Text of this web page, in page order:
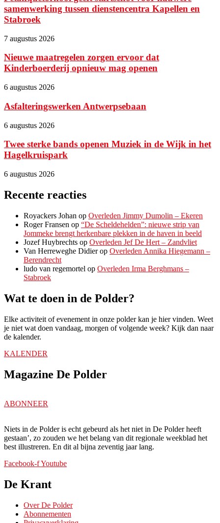
samenwerking tussen dienstencentra Kapellen en
Stabroek
7 augustus 2026
Nieuwe maatregelen zorgen ervoor dat
Kinderboerderij opnieuw mag openen
6 augustus 2026
Asfalteringswerken Antwerpsebaan
6 augustus 2026
Twee sterke bands openen Muziek in de Wijk in het
Hagelkruispark
6 augustus 2026
Recente reacties
Royackers Johan op Overleden Jimmy Dumolin – Ekeren
Roger Fransen op “De Scheldehelden”: nieuwe strip van
Jommeke brengt herkenbare plekken in de haven in beeld
Jozef Huybrechts op Overleden Jef De Hert – Zandvliet
Van Herreweghe Didierop Overleden Annika Hiegemann –
Berendrecht
ludo van regemortel op Overleden Irma Berghmans –
Stabroek
Wat te doen in de Polder?
Elke activiteit of evenement in onze polder kan je hier vinden. Weet
je niet wat doen vandaag, morgen of volgende week? Kijk dan naar
de kalender.
KALENDER
Magazine De Polder
ABONNEER
Niets in de Polder is echt gebeurd als het niet in De Polder heeft
gestaan’, zo zouden we het belang van dit regionale weekblad het
best illustreren. En dit al bijna zeventig jaar lang.
Facebook-fYoutube
De Krant
Over De Polder
Abonnementen